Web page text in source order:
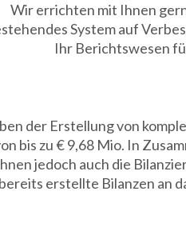
Wir errichten mit Ihnen
System auf
Ihr Berichtswesen
der Erstellung von
bis zu € 9,68 Mio. In
jedoch auch die
bereits erstellte Bilanzen an